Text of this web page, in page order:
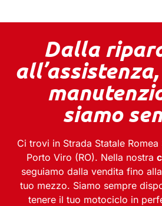
Dalla
siamo
Ci trovi in Strada Statale
Porto Viro (RO). Nella nostra
seguiamo dalla vendita fino
tuo mezzo. Siamo sempre
tenere il tuo motociclo in